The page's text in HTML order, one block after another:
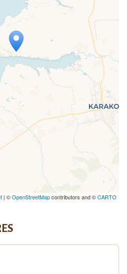
Map is loading...
this after your page is
leafletJS files are
missing.
| ©OpenStreetMapcontributors and ©CARTO